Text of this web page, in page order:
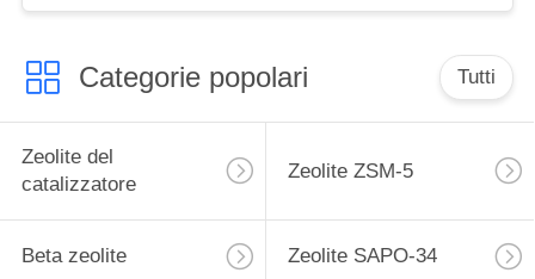
Categorie popolari Tutti
Zeolite del
catalizzatore
Zeolite ZSM-5
Beta zeolite Zeolite SAPO-34